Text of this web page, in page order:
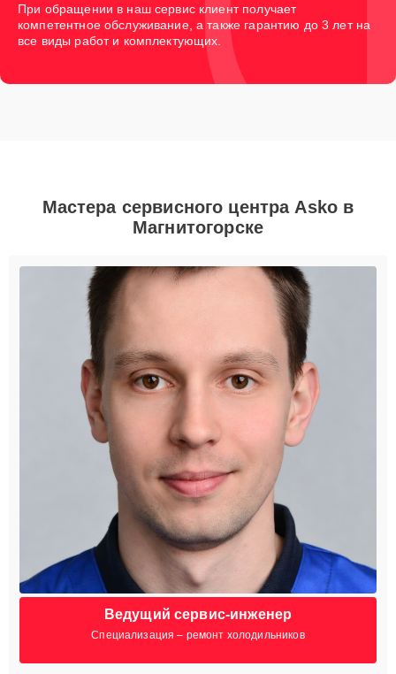
При обращении в наш сервис клиент получает
компетентное обслуживание, а также гарантию до 3 лет на
все виды работ и комплектующих.
Мастера сервисного центра Asko в
Магнитогорске
Ведущий сервис-инженер
Специализация – ремонт холодильников